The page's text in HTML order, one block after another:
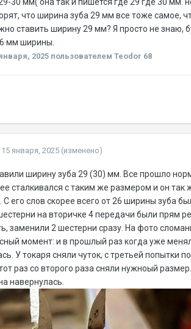
что ширина зуба 29 мм все тоже самое,
ставить ширину 29 мм? Я просто не знаю,
мм ширины.
2025 пользователем Teodor 68
15 января, 2025 (изменено)
ширину зуба 29 (30) мм. Все прошло
сталкивался с таким же размером и он
С его слов скорее всего от 26 ширины зуба
на вторичке 4 передачи были прям
заменили 2 шестерни сразу. На фото
момент: и в прошлый раз когда уже
У токаря сняли чуток, с третьей попытки
раз со второго раза сняли нужноый
навернулась.